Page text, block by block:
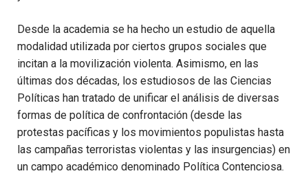
Desde la academia se ha hecho un estudio de aquella
modalidad utilizada por ciertos grupos sociales que
incitan a la movilización violenta. Asimismo, en las
últimas dos décadas, los estudiosos de las Ciencias
Políticas han tratado de unificar el análisis de diversas
formas de política de confrontación (desde las
protestas pacíficas y los movimientos populistas hasta
las campañas terroristas violentas y las insurgencias) en
un campo académico denominado Política Contenciosa.